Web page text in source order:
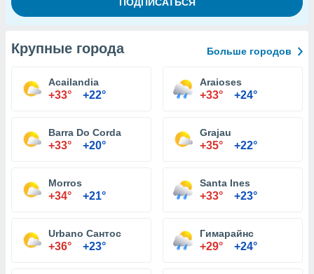
Крупные города Больше городов
Acailandia
+33° +22°
Araioses
+33° +24°
Barra Do Corda
+33° +20°
Grajau
+35° +22°
Morros
+34° +21°
Santa Ines
+33° +23°
Urbano Сантос
+36° +23°
Гимарайнс
+29° +24°